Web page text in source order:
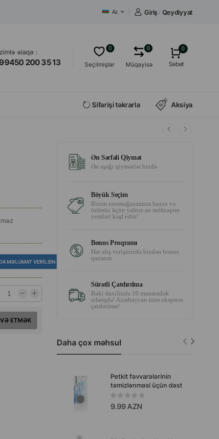
Az Giriş / Qeydiyyat
əlaqə :
200 35 13 Seçilmişlər
0
Müqayisə
0 0
Səbət
Sifarişi təkrarla Aksiya
MƏLUMAT VERILSIN
ETMƏK
Ən Sərfəli Qiymət
Ən aşağı qiymətlər bizdə
Böyük Seçim
Bizim zoomağazamıza baxın və
özünüz üçün yalnız ən möhtəşəm
yemləri kəşf edin!
Bonus Proqramı
Hər alış verişinizdə bizdən bonus
qazanın
Sürətli Çatdırılma
Baki daxilində 10 manatadək
sifarişdə! Azərbaycan üzrə ekspress
çatdırılma!
Daha çox məhsul
Petkit fəvvarələrinin
təmizlənməsi üçün dəst
9.99 AZN